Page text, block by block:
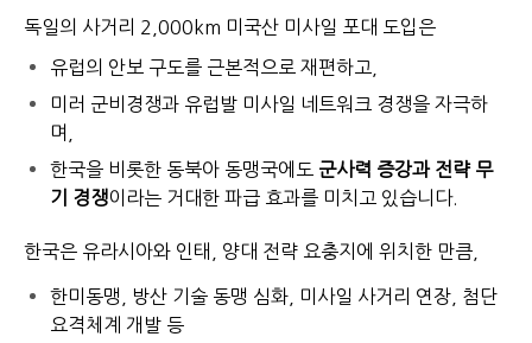
독일의 사거리 2,000km 미국산 미사일 포대 도입은
유럽의 안보 구도를 근본적으로 재편하고,
미러 군비경쟁과 유럽발 미사일 네트워크 경쟁을 자극하
며,
한국을 비롯한 동북아 동맹국에도 군사력 증강과 전략 무
기 경쟁이라는 거대한 파급 효과를 미치고 있습니다.
한국은 유라시아와 인태, 양대 전략 요충지에 위치한 만큼,
한미동맹, 방산 기술 동맹 심화, 미사일 사거리 연장, 첨단
요격체계 개발 등